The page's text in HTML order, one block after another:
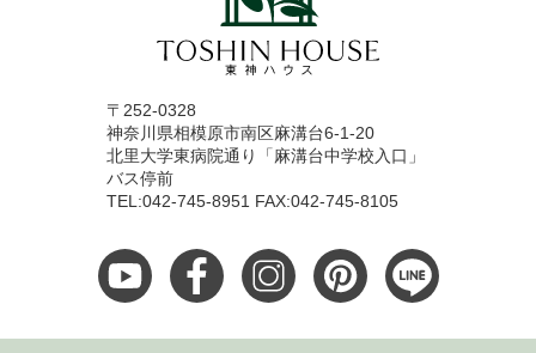
〒252-0328
神奈川県相模原市南区麻溝台6-1-20
北里大学東病院通り「麻溝台中学校入口」
バス停前
TEL:042-745-8951 FAX:042-745-8105